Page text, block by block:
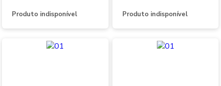
Produto indisponível Produto indisponível